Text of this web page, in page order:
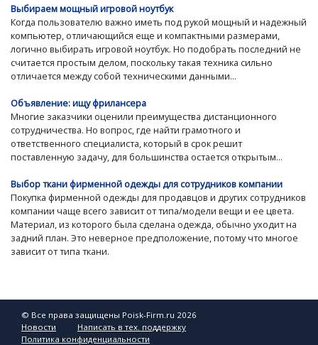
Выбираем мощный игровой ноутбук
Когда пользователю важно иметь под рукой мощный и надежный
компьютер, отличающийся еще и компактными размерами,
логично выбирать игровой ноутбук. Но подобрать последний не
считается простым делом, поскольку такая техника сильно
отличается между собой техническими данными...
Объявление: ищу фрилансера
Многие заказчики оценили преимущества дистанционного
сотрудничества. Но вопрос, где найти грамотного и
ответственного специалиста, который в срок решит
поставленную задачу, для большинства остается открытым...
Выбор ткани фирменной одежды для сотрудников компании
Покупка фирменной одежды для продавцов и других сотрудников
компании чаще всего зависит от типа/модели вещи и ее цвета.
Материал, из которого была сделана одежда, обычно уходит на
задний план. Это неверное предположение, потому что многое
зависит от типа ткани.
© Все права защищены Poisk-Firm.ru 2026
Новости
Написать в тех. поддержку
Политика конфиденциальности